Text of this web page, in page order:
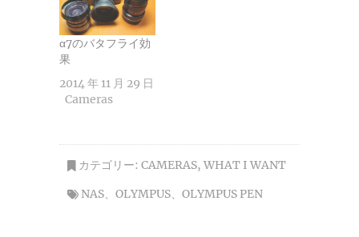
α7のバタフライ効
果
2014 年 11 月 29 日
Cameras
カテゴリー: CAMERAS, WHAT I WANT
NAS、 OLYMPUS、 OLYMPUS PEN